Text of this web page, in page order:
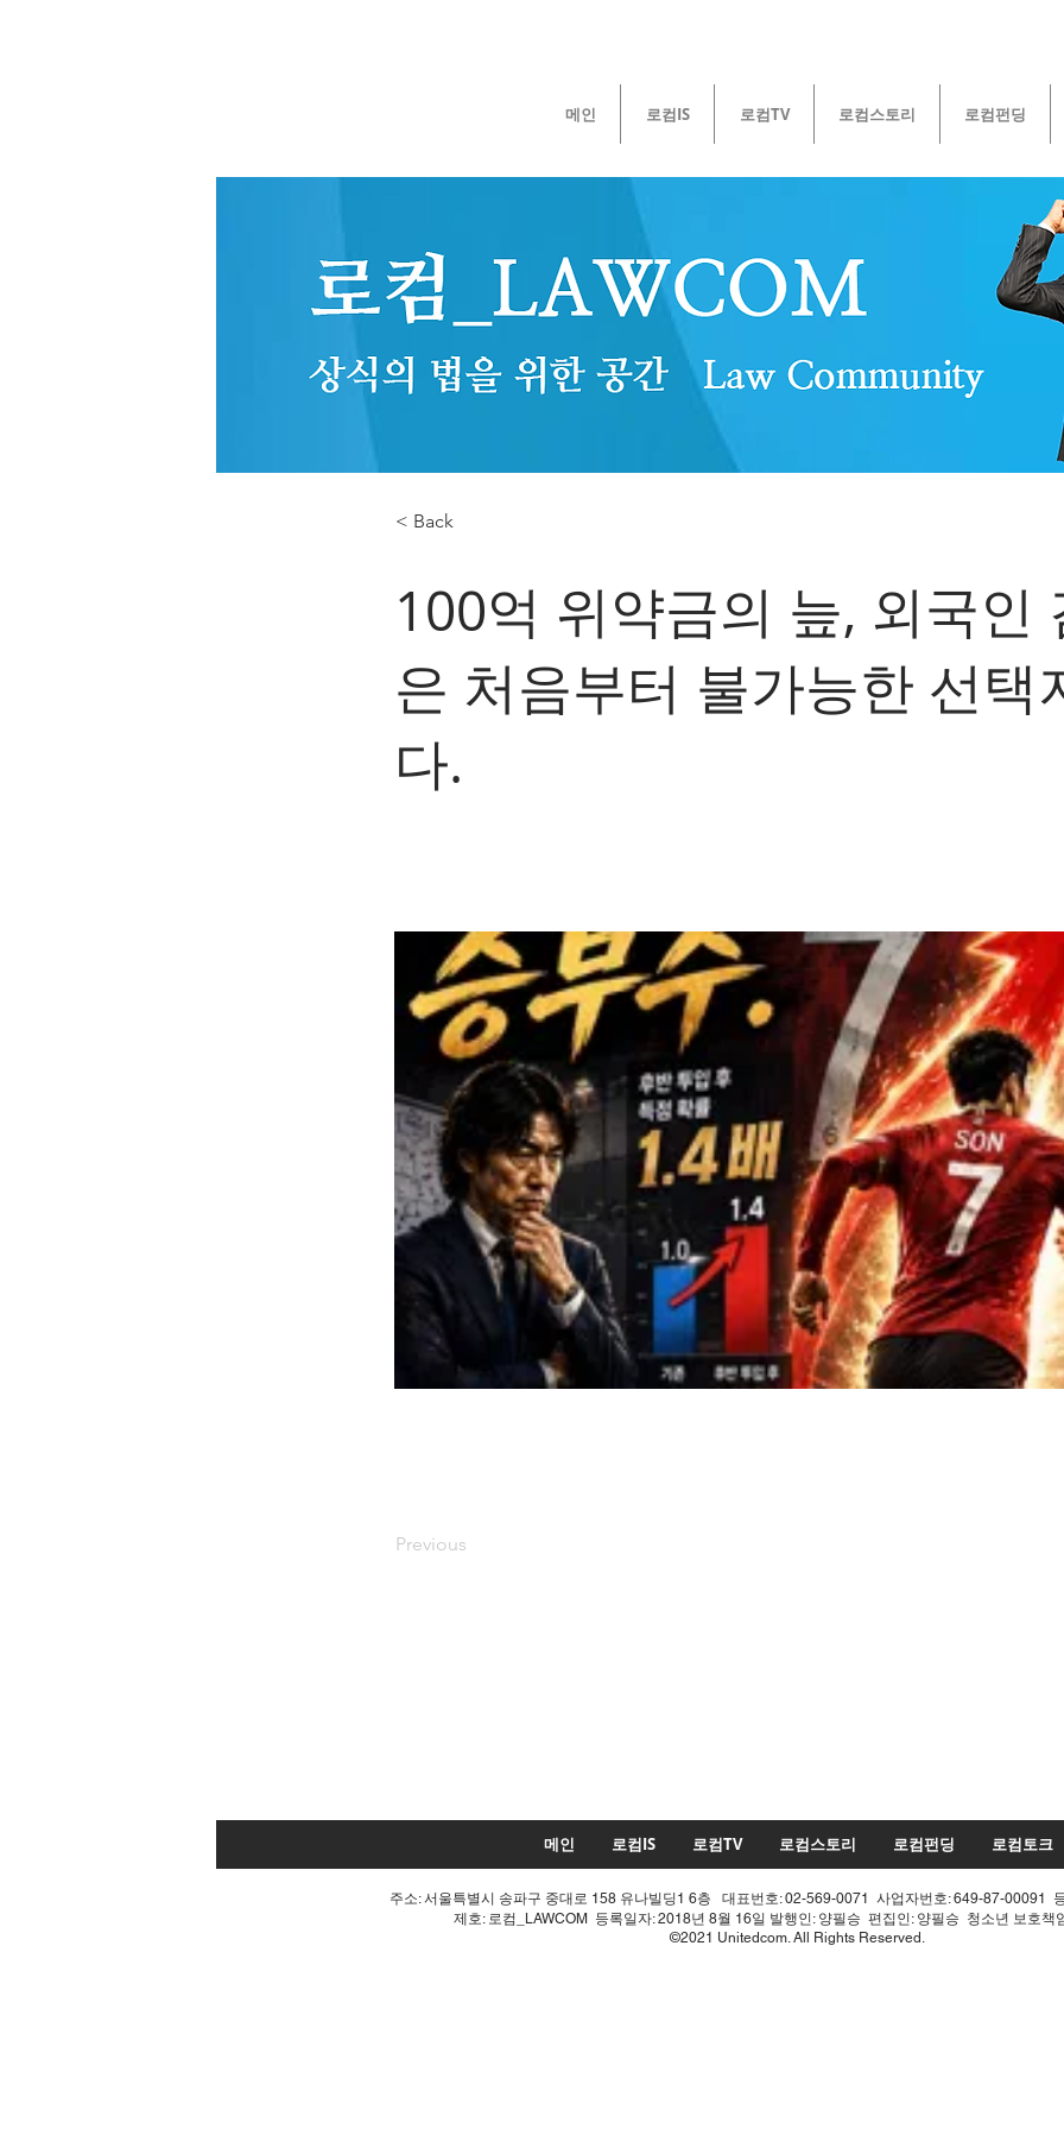
메인 로컴IS 로컴TV 로컴스토리 로컴펀딩
< Back
100억 위약금의 늪, 외국인
은 처음부터 불가능한 선택
다.
Previous
메인 로컴IS 로컴TV 로컴스토리 로컴펀딩 로컴토크
주소: 서울특별시 송파구 중대로 158 유나빌딩1 6층 대표번호: 02-569-0071 사업자번호: 649-87-00091
제호: 로컴_LAWCOM 등록일자: 2018년 8월 16일 발행인: 양필승 편집인: 양필승 청소년 보호
©2021 Unitedcom. All Rights Reserved.